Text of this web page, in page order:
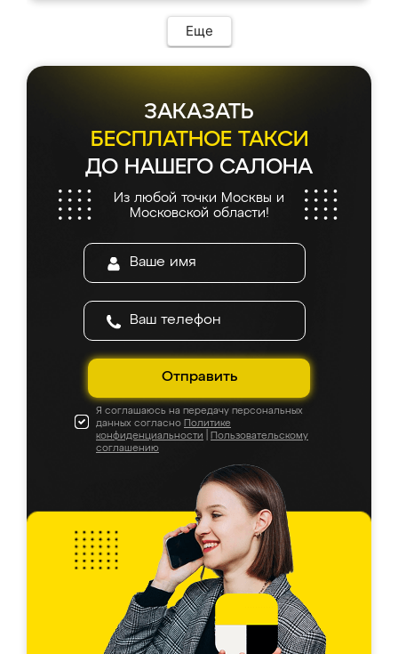
Еще
ЗАКАЗАТЬ
БЕСПЛАТНОЕ ТАКСИ
ДО НАШЕГО САЛОНА
Из любой точки Москвы и
Московской области!
Отправить
Я соглашаюсь на передачу персональных
данных согласно Политике
конфиденциальности
Пользовательскому
соглашению